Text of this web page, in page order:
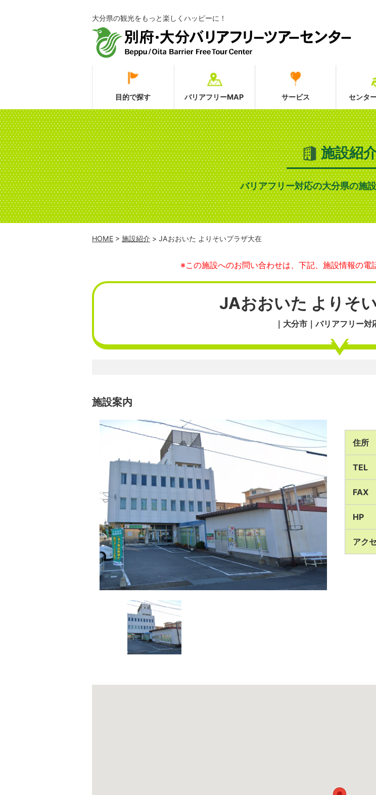
大分県の観光をもっと楽しくハッピーに！
目的で探す バリアフリーMAP サービス センタ
施設紹
バリアフリー対応の大分県の施
HOME > 施設紹介 > JAおおいた よりそいプラザ大在
※この施設へのお問い合わせは、下記、施設情報の電
JAおおいた よりそ
｜大分市｜バリアフリー対
施設案内
住所
TEL
FAX
HP
アク